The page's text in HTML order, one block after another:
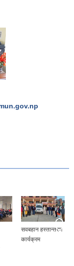
सवबहान हस्तान्तरण
कार्यक्रम